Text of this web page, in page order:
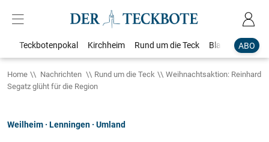
ABO
Teckbotenpokal Kirchheim Rund um die Teck Blaulicht
Home Nachrichten Rund um die Teck
Weihnachtsaktion: Reinhard
Segatz glüht für die Region
Weilheim · Lenningen · Umland